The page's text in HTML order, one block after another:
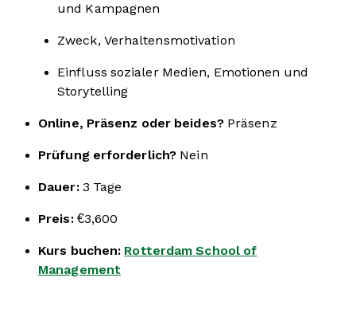
und Kampagnen
Zweck, Verhaltensmotivation
Einfluss sozialer Medien, Emotionen und
Storytelling
Online, Präsenz oder beides?Präsenz
Prüfung erforderlich? Nein
Dauer:3 Tage
Preis:€3,600
Kurs buchen: Rotterdam School of
Management